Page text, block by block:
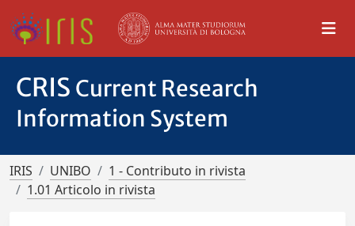
CRIS Current Research
Information System
IRIS UNIBO
1 - Contributo in rivista
1.01 Articolo in rivista